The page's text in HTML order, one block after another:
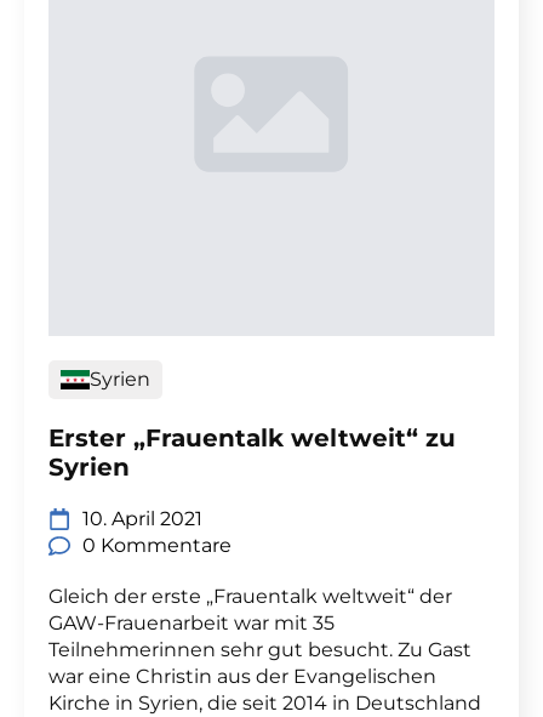
Syrien
Erster „Frauentalk weltweit“ zu
Syrien
10. April 2021
0 Kommentare
Gleich der erste „Frauentalk weltweit“ der
GAW-Frauenarbeit war mit 35
Teilnehmerinnen sehr gut besucht. Zu Gast
war eine Christin aus der Evangelischen
Kirche in Syrien, die seit 2014 in Deutschland